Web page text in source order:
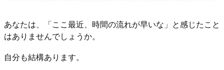
あなたは、「ここ最近、時間の流れが早いな」と感じたこと
はありませんでしょうか。
自分も結構あります。